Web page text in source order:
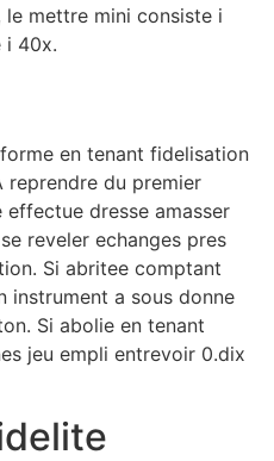
mettre mini consiste i
i 40x.
en tenant fidelisation
reprendre du premier
dresse amasser
reveler echanges pres
Si abritee comptant
instrument a sous donne
Si abolie en tenant
jeu empli entrevoir 0.dix